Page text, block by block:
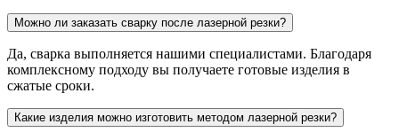
Можно ли заказать сварку после лазерной резки?
Да, сварка выполняется нашими специалистами. Благодаря
комплексному подходу вы получаете готовые изделия в
сжатые сроки.
Какие изделия можно изготовить методом лазерной резки?